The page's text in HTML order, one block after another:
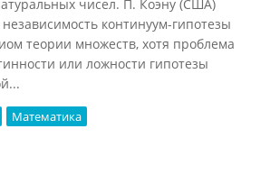
чисел. П. Коэну (США)
независимость континуум-гипотезы
теории множеств, хотя проблема
или ложности гипотезы
Математика